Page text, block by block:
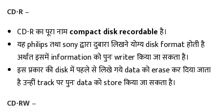
CD-R–
CD-R का पूरा नामcompact disk recordableहै।
यह philips तथा sony द्वारा दुबारा लिखने योग्य disk format होती है
अर्थात इसमें information को पुनः writer किया जा सकता है।
इस प्रकार की disk में पहले से लिखे गये data को erase कर दिया जाता
है उन्हीं track पर पुनः data को store किया जा सकता है।
CD-RW–